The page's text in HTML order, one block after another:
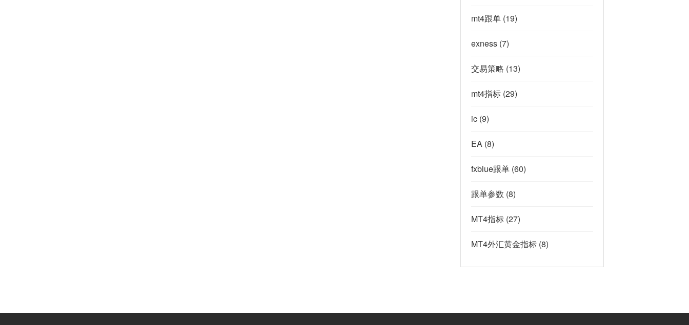
mt4跟单(19)
exness(7)
交易策略 (13)
mt4指标(29)
ic(9)
EA(8)
fxblue跟单(60)
跟单参数 (8)
MT4指标(27)
MT4外汇黄金指标(8)